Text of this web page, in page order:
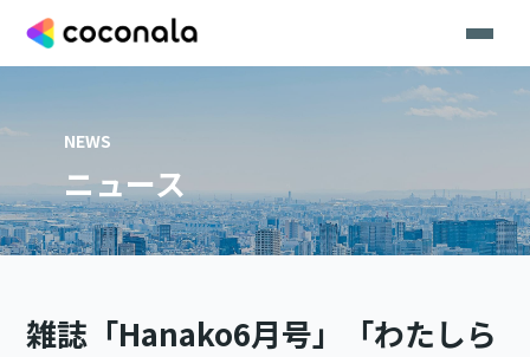
NEWS
ニュース
雑誌「Hanako6月号」「わたしら